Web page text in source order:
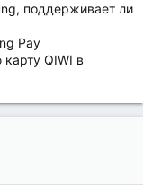
поддерживает ли
Pay
QIWI в